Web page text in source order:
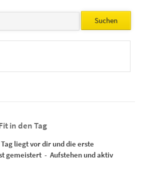
Suchen
in den Tag
liegt vor dir und die erste
gemeistert - Aufstehen und aktiv